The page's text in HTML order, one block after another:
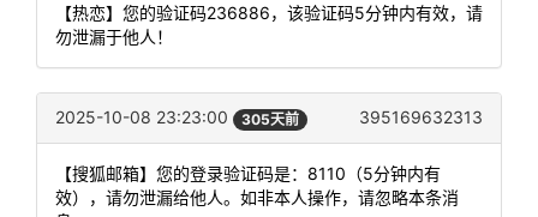
【热恋】您的验证码236886，该验证码5分钟内有效，请
勿泄漏于他人！
2025-10-08 23:23:00 305天前 395169632313
【搜狐邮箱】您的登录验证码是：8110（5分钟内有
效），请勿泄漏给他人。如非本人操作，请忽略本条消